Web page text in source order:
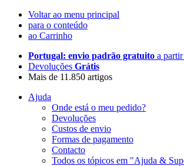
Voltar ao menu principal
para o conteúdo
ao Carrinho
Portugal: envio padrão gratuito a
Devoluções Grátis
Mais de 11.850 artigos
Ajuda
Onde está o meu pedido?
Devoluções
Custos de envio
Formas de pagamento
Contacto
Todos os tópicos em "Ajuda &